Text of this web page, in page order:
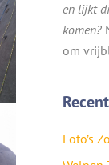
en lijkt
komen?
om
Foto’s